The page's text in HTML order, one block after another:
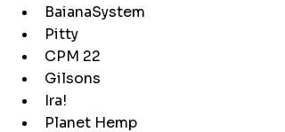
BaianaSystem
Pitty
CPM 22
Gilsons
Ira!
Planet Hemp